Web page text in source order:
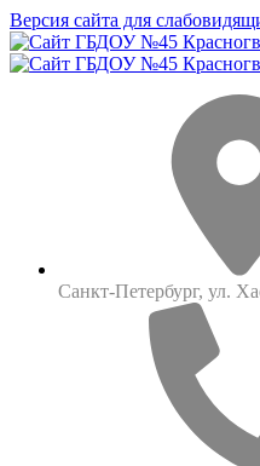
Версия сайта для
Санкт-Петербург, ул.